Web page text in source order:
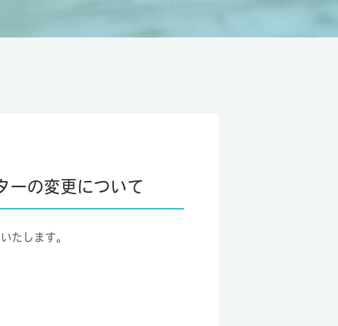
ーの変更について
たします。